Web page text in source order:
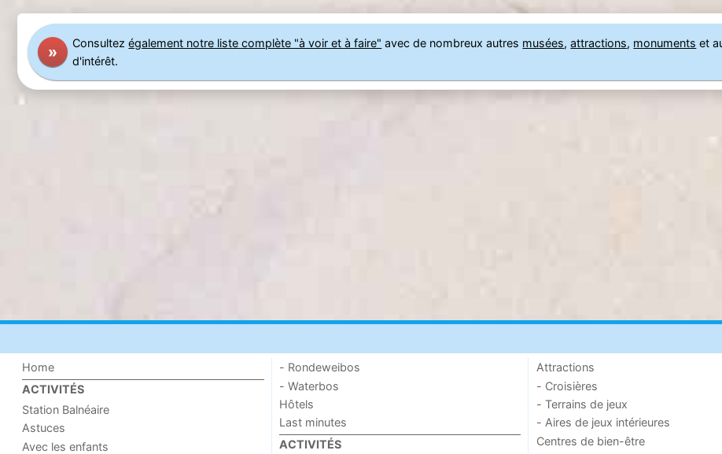
» Consultezégalement notre liste complète "à voir et à faire" avec de nombreux autres musées,attractions, monuments et
d'intérêt.
Home
ACTIVITÉS
Station Balnéaire
Astuces
Avec les enfants
- Rondeweibos
- Waterbos
Hôtels
Last minutes
ACTIVITÉS
Attractions
- Croisières
- Terrains de jeux
- Aires de jeux intérieures
Centres de bien-être